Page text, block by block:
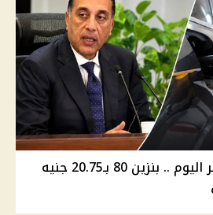
أسعار الوقود في مصر اليوم .. بنزين 80 بـ20.75 جنيه